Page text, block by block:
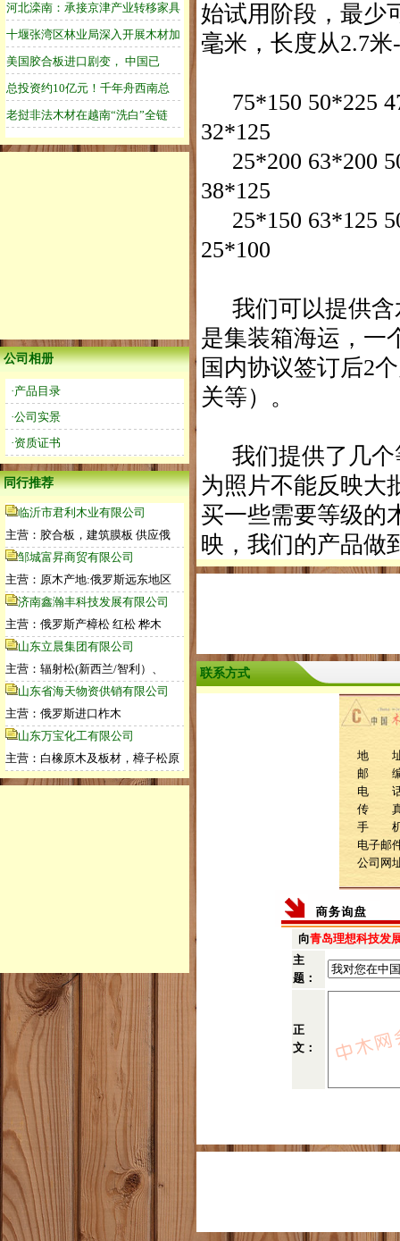
公司相册
·产品目录
·公司实景
·资质证书
同行推荐
临沂市君利木业有限公司
主营：胶合板，建筑膜板 供应俄
邹城富昇商贸有限公司
主营：原木产地:俄罗斯远东地区
济南鑫瀚丰科技发展有限公司
主营：俄罗斯产樟松 红松 桦木
山东立晨集团有限公司
主营：辐射松(新西兰/智利）、
山东省海天物资供销有限公司
主营：俄罗斯进口柞木
山东万宝化工有限公司
主营：白橡原木及板材，樟子松原
始试用阶段，最少
毫米，长度从2.7米
75*150 50*225
32*125
25*200 63*200
38*125
25*150 63*125
25*100
我们可以提供含
是集装箱海运，一
国内协议签订后2
关等）。
我们提供了几个
为照片不能反映大
买一些需要等级的
映，我们的产品做
联系方式
地 址
邮 编
电 话
传 真
手 机
电子邮
公司网
向青岛理想科技发
主
题：
正
文：